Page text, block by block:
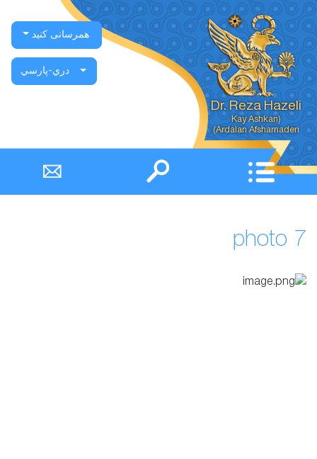
Dr. Reza Hazeli
Ardalan Afsharnaderi)
همرسانی کنید
دري-پارسي
photo 7